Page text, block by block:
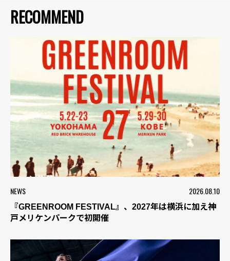
RECOMMEND
NEWS 2026.08.10
『GREENROOM FESTIVAL』、2027年は横浜に加え神
戸メリケンパークで初開催